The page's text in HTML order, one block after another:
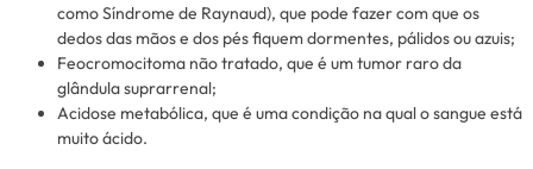
como Síndrome de Raynaud), que pode fazer com que os
dedos das mãos e dos pés fiquem dormentes, pálidos ou azuis;
Feocromocitoma não tratado, que é um tumor raro da
glândula suprarrenal;
Acidose metabólica, que é uma condição na qual o sangue está
muito ácido.